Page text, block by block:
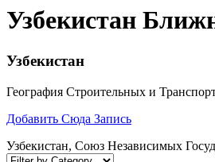
Узбекистан
Узбекистан
География Строительных и
Добавить Сюда Запись
Узбекистан, Союз Независимых